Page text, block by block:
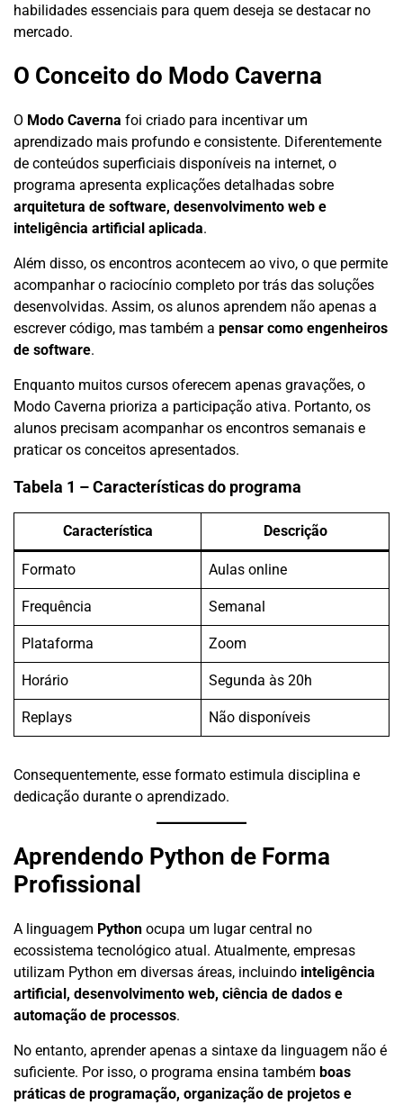
habilidades essenciais para quem deseja se destacar no
mercado.
O Conceito do Modo Caverna
O Modo Caverna foi criado para incentivar um
aprendizado mais profundo e consistente. Diferentemente
de conteúdos superficiais disponíveis na internet, o
programa apresenta explicações detalhadas sobre
arquitetura de software, desenvolvimento web e
inteligência artificial aplicada.
Além disso, os encontros acontecem ao vivo, o que permite
acompanhar o raciocínio completo por trás das soluções
desenvolvidas. Assim, os alunos aprendem não apenas a
escrever código, mas também a pensar como engenheiros
de software.
Enquanto muitos cursos oferecem apenas gravações, o
Modo Caverna prioriza a participação ativa. Portanto, os
alunos precisam acompanhar os encontros semanais e
praticar os conceitos apresentados.
Tabela 1 – Características do programa
Característica Descrição
Formato Aulas online
Frequência Semanal
Plataforma Zoom
Horário Segunda às 20h
Replays Não disponíveis
Consequentemente, esse formato estimula disciplina e
dedicação durante o aprendizado.
Aprendendo Python de Forma
Profissional
A linguagem Python ocupa um lugar central no
ecossistema tecnológico atual. Atualmente, empresas
utilizam Python em diversas áreas, incluindo inteligência
artificial, desenvolvimento web, ciência de dados e
automação de processos.
No entanto, aprender apenas a sintaxe da linguagem não é
suficiente. Por isso, o programa ensina também boas
práticas de programação, organização de projetos e